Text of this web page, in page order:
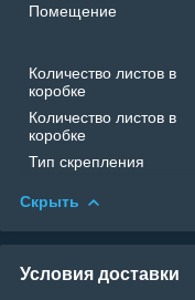
Помещение
Количество листов в
коробке
Количество листов в
коробке
Тип скрепления
Скрыть
Условия доставки